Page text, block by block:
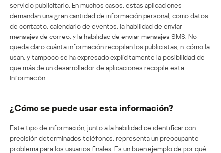
servicio publicitario. En muchos casos, estas aplicaciones
demandan una gran cantidad de información personal, como datos
de contacto, calendario de eventos, la habilidad de enviar
mensajes de correo, y la habilidad de enviar mensajes SMS. No
queda claro cuánta información recopilan los publicistas, ni cómo la
usan, y tampoco se ha expresado explícitamente la posibilidad de
que más de un desarrollador de aplicaciones recopile esta
información.
¿Cómo se puede usar esta información?
Este tipo de información, junto a la habilidad de identificar con
precisión determinados teléfonos, representa un preocupante
problema para los usuarios finales. Es un buen ejemplo de por qué